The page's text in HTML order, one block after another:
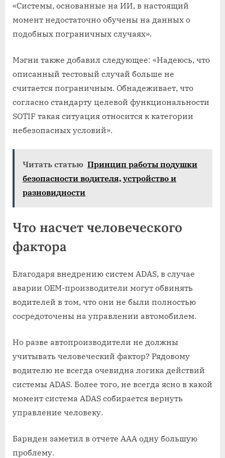
«Системы, основанные на ИИ, в настоящий
момент недостаточно обучены на данных о
подобных пограничных случаях».
Мэгни также добавил следующее: «Надеюсь, что
описанный тестовый случай больше не
считается пограничным. Обнадеживает, что
согласно стандарту целевой функциональности
SOTIF такая ситуация относится к категории
небезопасных условий».
Читать статью Принцип работы подушки
безопасности водителя, устройство и
разновидности
Что насчет человеческого
фактора
Благодаря внедрению систем ADAS, в случае
аварии OEM-производители могут обвинять
водителей в том, что они не были полностью
сосредоточены на управлении автомобилем.
Но разве автопроизводители не должны
учитывать человеческий фактор? Рядовому
водителю не всегда очевидна логика действий
системы ADAS. Более того, не всегда ясно в какой
момент система ADAS собирается вернуть
управление человеку.
Барнден заметил в отчете ААА одну большую
проблему.